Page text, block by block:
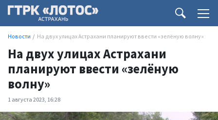
Новости На двух улицах Астрахани планируют ввести «зелёную волну»
На двух улицах Астрахани
планируют ввести «зелёную
волну»
1 августа 2023, 16:28